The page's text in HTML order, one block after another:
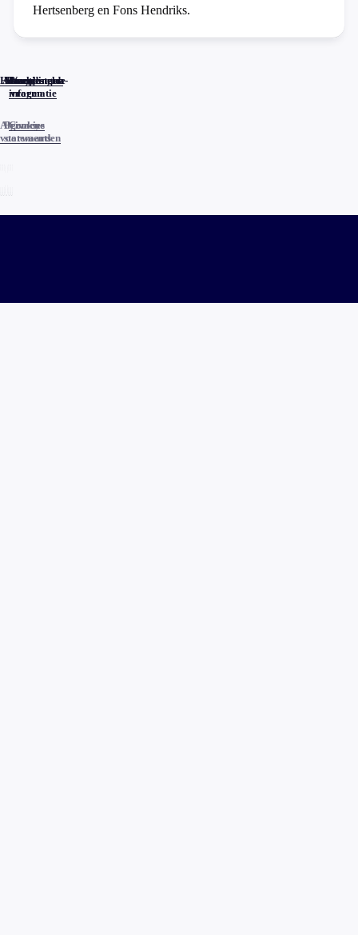
Hertsenberg en Fons Hendriks.
Home
Actueel
Uitzendingen
Reacties
Programma-
informatie
Veelgestelde
vragen
Algemene
voorwaarden
Privacy
statements
Cookies